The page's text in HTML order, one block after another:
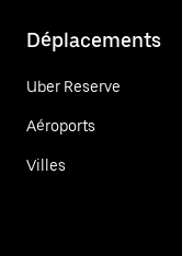
Déplacements
Uber Reserve
Aéroports
Villes